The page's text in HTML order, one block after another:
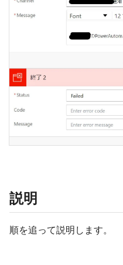
説明
順を追って説明します。